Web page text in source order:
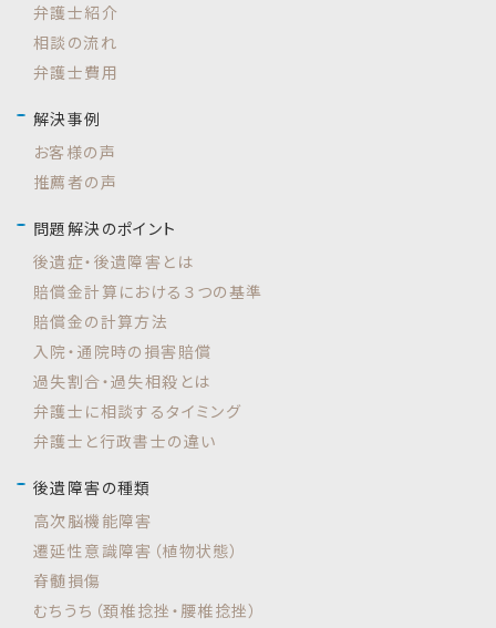
弁護士紹介
相談の流れ
弁護士費用
解決事例
お客様の声
推薦者の声
問題解決のポイント
後遺症・後遺障害とは
賠償金計算における３つの基準
賠償金の計算方法
入院・通院時の損害賠償
過失割合・過失相殺とは
弁護士に相談するタイミング
弁護士と行政書士の違い
後遺障害の種類
高次脳機能障害
遷延性意識障害（植物状態）
脊髄損傷
むちうち（頚椎捻挫・腰椎捻挫）